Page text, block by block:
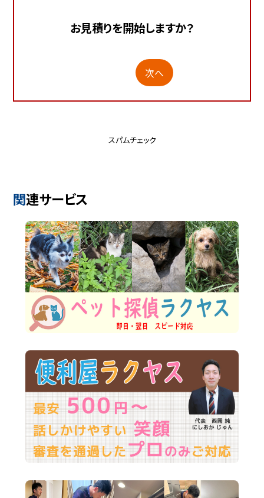
お見積りを開始しますか？
次へ
スパムチェック
関連サービス